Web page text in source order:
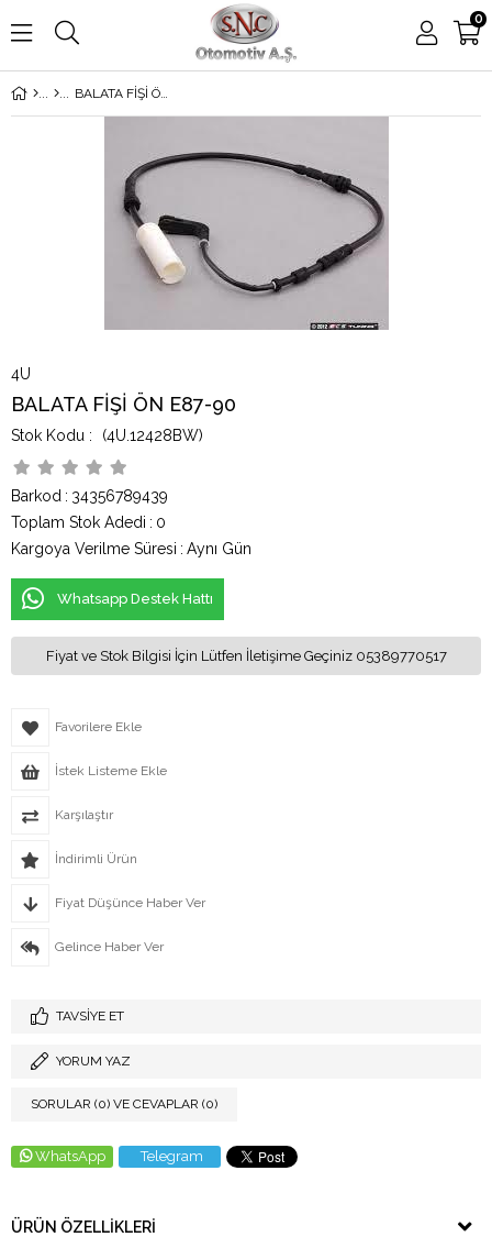
0
BALATA FİŞİ ÖN E87-90
4U
BALATA FİŞİ ÖN E87-90
(4U.12428BW)
Barkod : 34356789439
Toplam Stok Adedi : 0
Kargoya Verilme Süresi : Aynı Gün
Whatsapp Destek Hattı
Fiyat ve Stok Bilgisi İçin Lütfen İletişime Geçiniz 05389770517
Favorilere Ekle
İstek Listeme Ekle
Karşılaştır
İndirimli Ürün
Fiyat Düşünce Haber Ver
Gelince Haber Ver
TAVSIYE ET
YORUM YAZ
SORULAR (0) VE CEVAPLAR (0)
WhatsApp Telegram
ÜRÜN ÖZELLIKLERI